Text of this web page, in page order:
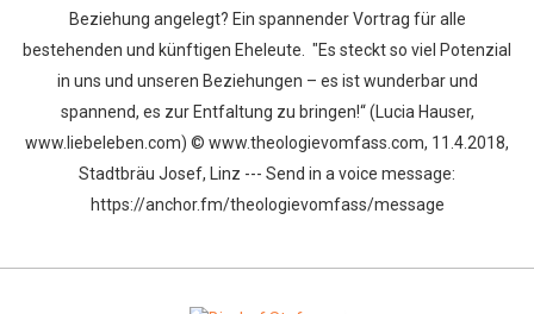
Beziehung angelegt? Ein spannender Vortrag für alle
bestehenden und künftigen Eheleute. "Es steckt so viel Potenzial
in uns und unseren Beziehungen – es ist wunderbar und
spannend, es zur Entfaltung zu bringen!“ (Lucia Hauser,
www.liebeleben.com) © www.theologievomfass.com, 11.4.2018,
Stadtbräu Josef, Linz --- Send in a voice message:
https://anchor.fm/theologievomfass/message